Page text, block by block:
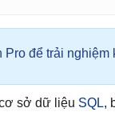
Pro để trải
sở dữ liệu SQL,